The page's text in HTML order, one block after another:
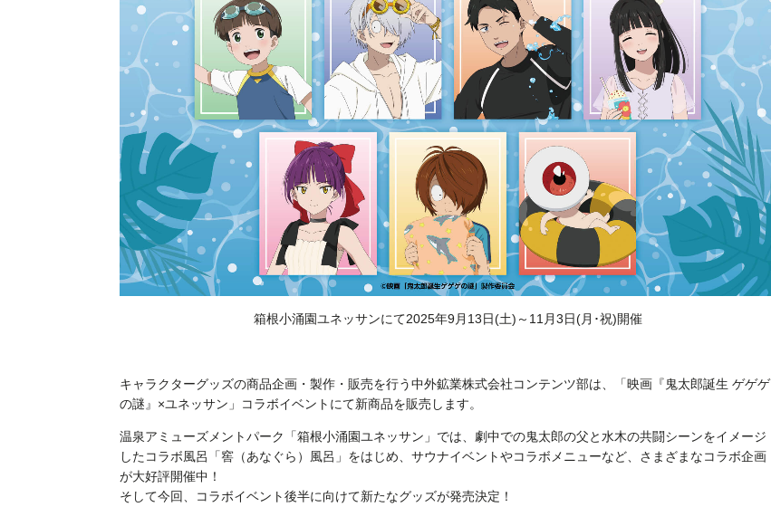
箱根小涌園ユネッサンにて2025年9月13日(土)～11月3日(月･祝)開催
キャラクターグッズの商品企画・製作・販売を行う中外鉱業株式会社コンテンツ部は、「映画『鬼太郎誕生 ゲゲゲ
の謎』×ユネッサン」コラボイベントにて新商品を販売します。
温泉アミューズメントパーク「箱根小涌園ユネッサン」では、劇中での鬼太郎の父と水木の共闘シーンをイメージ
したコラボ風呂「窖（あなぐら）風呂」をはじめ、サウナイベントやコラボメニューなど、さまざまなコラボ企画
が大好評開催中！
そして今回、コラボイベント後半に向けて新たなグッズが発売決定！